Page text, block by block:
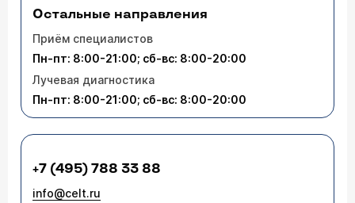
Остальные направления
Приём специалистов
Пн-пт: 8:00-21:00; сб-вс: 8:00-20:00
Лучевая диагностика
Пн-пт: 8:00-21:00; сб-вс: 8:00-20:00
+7 (495) 788 33 88
info@celt.ru